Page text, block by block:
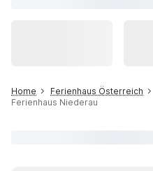
Home Ferienhaus Österreich
Ferienhaus Niederau